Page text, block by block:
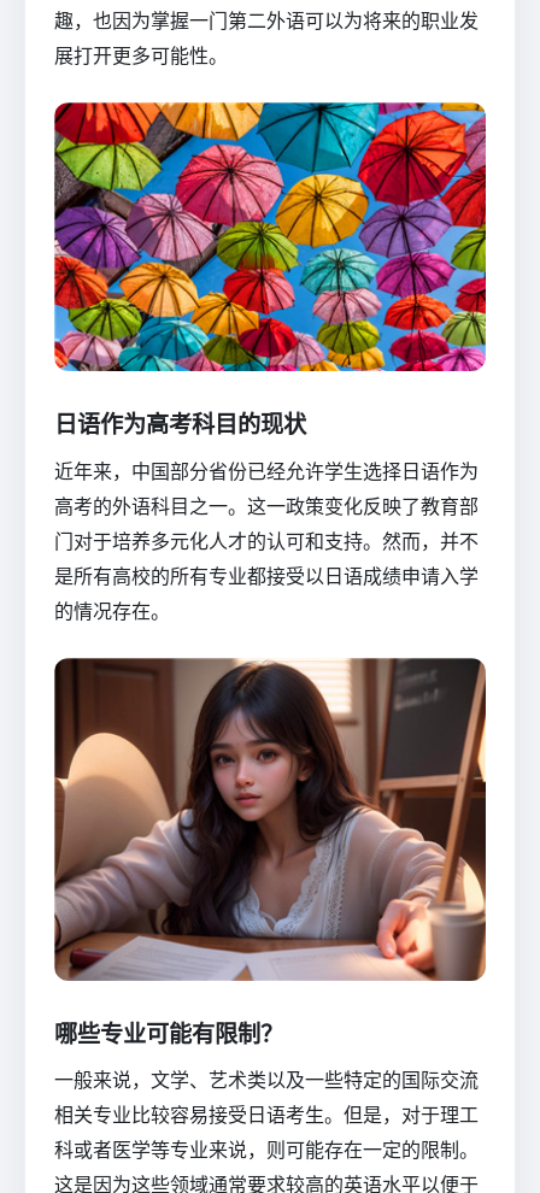
趣，也因为掌握一门第二外语可以为将来的职业发
展打开更多可能性。
日语作为高考科目的现状
近年来，中国部分省份已经允许学生选择日语作为
高考的外语科目之一。这一政策变化反映了教育部
门对于培养多元化人才的认可和支持。然而，并不
是所有高校的所有专业都接受以日语成绩申请入学
的情况存在。
哪些专业可能有限制？
一般来说，文学、艺术类以及一些特定的国际交流
相关专业比较容易接受日语考生。但是，对于理工
科或者医学等专业来说，则可能存在一定的限制。
这是因为这些领域通常要求较高的英语水平以便于